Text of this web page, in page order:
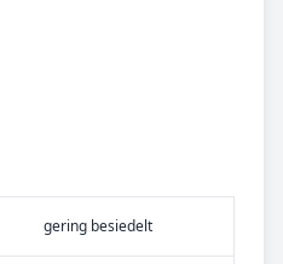
gering besiedelt